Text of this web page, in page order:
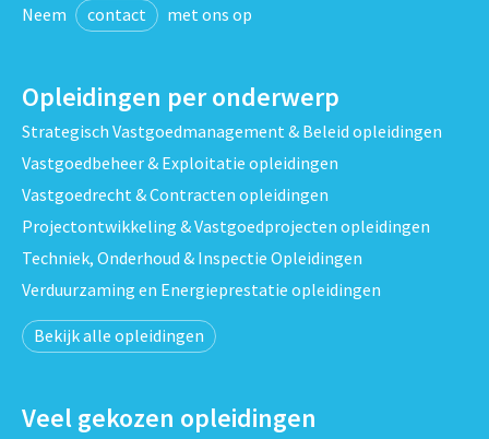
Neem contact met ons op
Opleidingen per onderwerp
Strategisch Vastgoedmanagement & Beleid opleidingen
Vastgoedbeheer & Exploitatie opleidingen
Vastgoedrecht & Contracten opleidingen
Projectontwikkeling & Vastgoedprojecten opleidingen
Techniek, Onderhoud & Inspectie Opleidingen
Verduurzaming en Energieprestatie opleidingen
Bekijk alle opleidingen
Veel gekozen opleidingen